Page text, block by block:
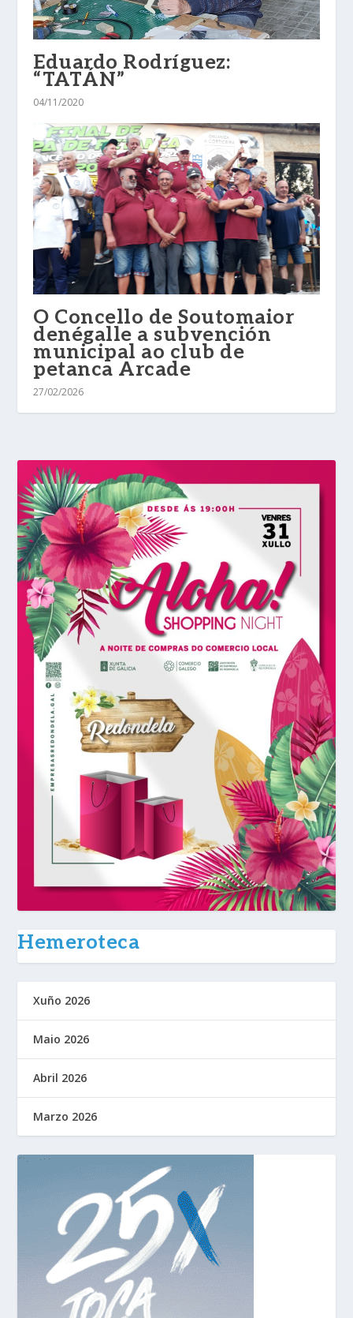
Eduardo Rodríguez:
“TATÁN”
04/11/2020
O Concello de Soutomaior
denégalle a subvención
municipal ao club de
petanca Arcade
27/02/2026
Hemeroteca
Xuño 2026
Maio 2026
Abril 2026
Marzo 2026